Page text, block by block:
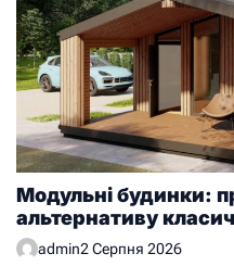
Модульні будинки:
альтернативу
admin2 Серпня 2026